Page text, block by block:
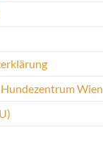
Wien